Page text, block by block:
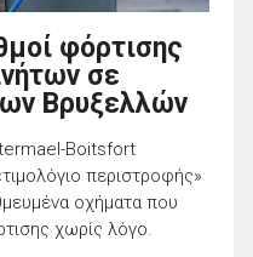
φόρτισης
σε
Βρυξελλών
Boitsfort
περιστροφής»
οχήματα που
χωρίς λόγο.